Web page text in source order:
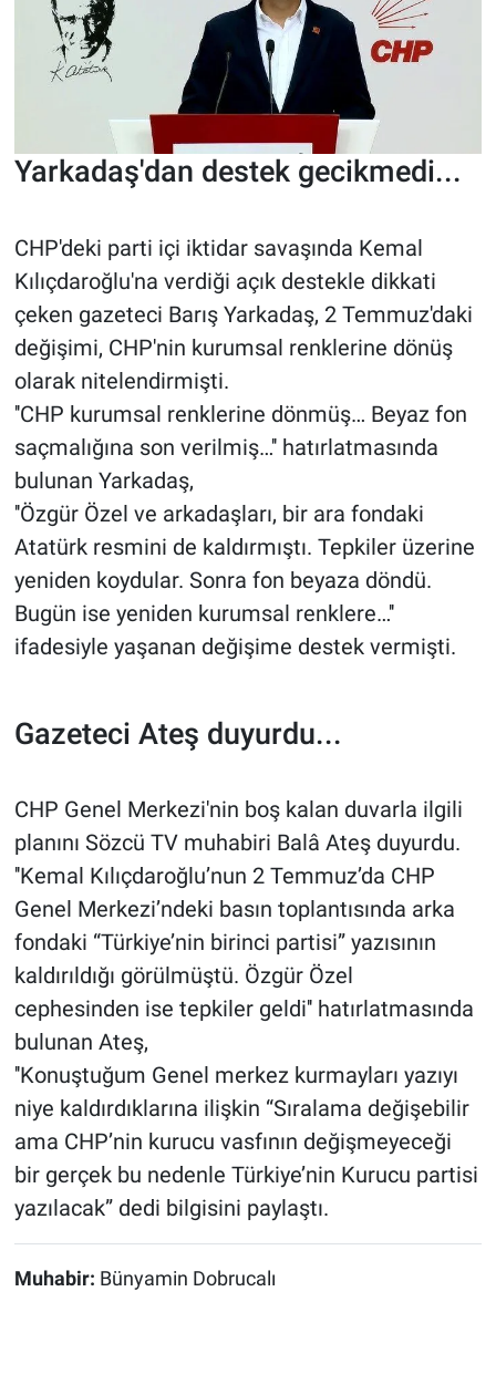
Yarkadaş'dan destek gecikmedi...
CHP'deki parti içi iktidar savaşında Kemal
Kılıçdaroğlu'na verdiği açık destekle dikkati
çeken gazeteci Barış Yarkadaş, 2 Temmuz'daki
değişimi, CHP'nin kurumsal renklerine dönüş
olarak nitelendirmişti.
''CHP kurumsal renklerine dönmüş… Beyaz fon
saçmalığına son verilmiş…'' hatırlatmasında
bulunan Yarkadaş,
''Özgür Özel ve arkadaşları, bir ara fondaki
Atatürk resmini de kaldırmıştı. Tepkiler üzerine
yeniden koydular. Sonra fon beyaza döndü.
Bugün ise yeniden kurumsal renklere…''
ifadesiyle yaşanan değişime destek vermişti.
Gazeteci Ateş duyurdu...
CHP Genel Merkezi'nin boş kalan duvarla ilgili
planını Sözcü TV muhabiri Balâ Ateş duyurdu.
''Kemal Kılıçdaroğlu’nun 2 Temmuz’da CHP
Genel Merkezi’ndeki basın toplantısında arka
fondaki “Türkiye’nin birinci partisi” yazısının
kaldırıldığı görülmüştü. Özgür Özel
cephesinden ise tepkiler geldi'' hatırlatmasında
bulunan Ateş,
''Konuştuğum Genel merkez kurmayları yazıyı
niye kaldırdıklarına ilişkin “Sıralama değişebilir
ama CHP’nin kurucu vasfının değişmeyeceği
bir gerçek bu nedenle Türkiye’nin Kurucu partisi
yazılacak” dedi bilgisini paylaştı.
Muhabir: Bünyamin Dobrucalı